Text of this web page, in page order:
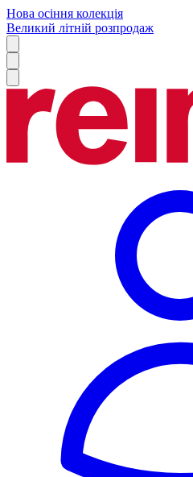
Нова осіння колекція
Великий літній розпродаж